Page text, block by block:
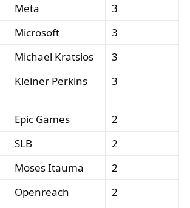
Meta
3
Microsoft
3
Michael Kratsios
3
Kleiner Perkins 3
Epic Games
2
SLB
2
Moses Itauma
2
Openreach
2